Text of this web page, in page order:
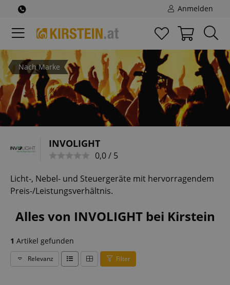
Anmelden
Nach Marke
INVOLIGHT
0,0 / 5
Licht-, Nebel- und Steuergeräte mit hervorragendem
Preis-/Leistungsverhältnis.
Alles von INVOLIGHT bei Kirstein
1 Artikel gefunden
Relevanz Filter